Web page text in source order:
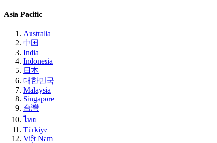
Asia Pacific
Australia
中国
India
Indonesia
日本
대한민국
Malaysia
Singapore
台灣
ไทย
Türkiye
Việt Nam